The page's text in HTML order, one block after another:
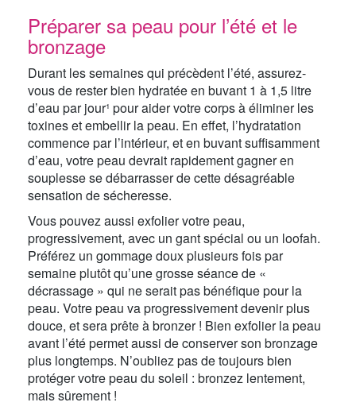
Préparer sa peau pour l’été et le
bronzage
Durant les semaines qui précèdent l’été, assurez-
vous de rester bien hydratée en buvant 1 à 1,5 litre
d’eau par jour¹ pour aider votre corps à éliminer les
toxines et embellir la peau. En effet, l’hydratation
commence par l’intérieur, et en buvant suffisamment
d’eau, votre peau devrait rapidement gagner en
souplesse se débarrasser de cette désagréable
sensation de sécheresse.
Vous pouvez aussi exfolier votre peau,
progressivement, avec un gant spécial ou un loofah.
Préférez un gommage doux plusieurs fois par
semaine plutôt qu’une grosse séance de «
décrassage » qui ne serait pas bénéfique pour la
peau. Votre peau va progressivement devenir plus
douce, et sera prête à bronzer ! Bien exfolier la peau
avant l’été permet aussi de conserver son bronzage
plus longtemps. N’oubliez pas de toujours bien
protéger votre peau du soleil : bronzez lentement,
mais sûrement !